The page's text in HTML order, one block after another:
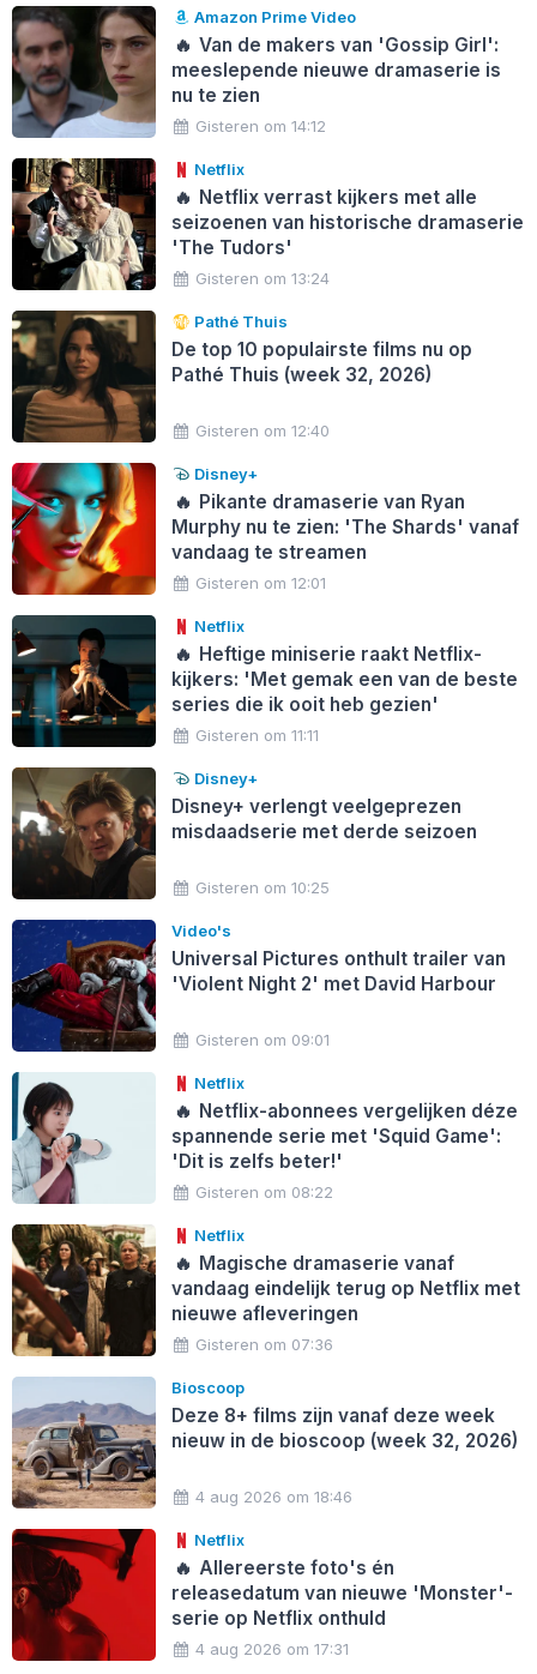
Amazon Prime Video
🔥 Van de makers van 'Gossip Girl':
meeslepende nieuwe dramaserie is
nu te zien
Gisteren om 14:12
Netflix
🔥 Netflix verrast kijkers met alle
seizoenen van historische dramaserie
'The Tudors'
Gisteren om 13:24
Pathé Thuis
De top 10 populairste films nu op
Pathé Thuis (week 32, 2026)
Gisteren om 12:40
Disney+
🔥 Pikante dramaserie van Ryan
Murphy nu te zien: 'The Shards' vanaf
vandaag te streamen
Gisteren om 12:01
Netflix
🔥 Heftige miniserie raakt Netflix-
kijkers: 'Met gemak een van de beste
series die ik ooit heb gezien'
Gisteren om 11:11
Disney+
Disney+ verlengt veelgeprezen
misdaadserie met derde seizoen
Gisteren om 10:25
Video's
Universal Pictures onthult trailer van
'Violent Night 2' met David Harbour
Gisteren om 09:01
Netflix
🔥 Netflix-abonnees vergelijken déze
spannende serie met 'Squid Game':
'Dit is zelfs beter!'
Gisteren om 08:22
Netflix
🔥 Magische dramaserie vanaf
vandaag eindelijk terug op Netflix met
nieuwe afleveringen
Gisteren om 07:36
Bioscoop
Deze 8+ films zijn vanaf deze week
nieuw in de bioscoop (week 32, 2026)
4 aug 2026 om 18:46
Netflix
🔥 Allereerste foto's én
releasedatum van nieuwe 'Monster'-
serie op Netflix onthuld
4 aug 2026 om 17:31